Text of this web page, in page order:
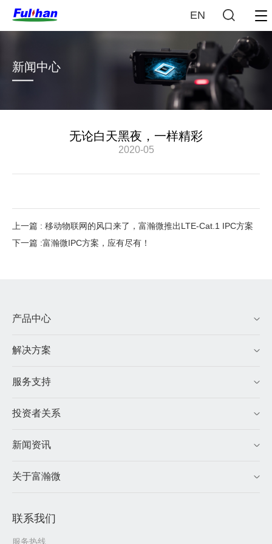
EN
新闻中心
无论白天黑夜，一样精彩
2020-05
上一篇 : 移动物联网的风口来了，富瀚微推出LTE-Cat.1 IPC方案
下一篇 :富瀚微IPC方案，应有尽有！
产品中心
解决方案
服务支持
投资者关系
新闻资讯
关于富瀚微
联系我们
服务热线